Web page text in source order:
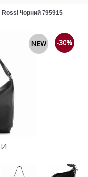
Чорний 795915
-30%
NEW